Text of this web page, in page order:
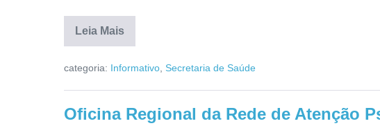
Leia Mais
categoria: Informativo, Secretaria de Saúde
Oficina Regional da Rede de Atenção